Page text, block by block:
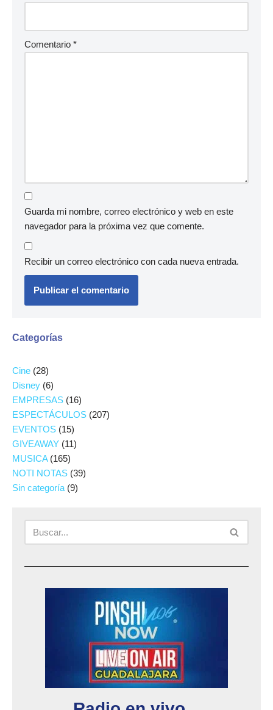
Comentario *
Guarda mi nombre, correo electrónico y web en este
navegador para la próxima vez que comente.
Recibir un correo electrónico con cada nueva entrada.
Categorías
Cine (28)
Disney (6)
EMPRESAS (16)
ESPECTÁCULOS (207)
EVENTOS (15)
GIVEAWAY (11)
MUSICA(165)
NOTI NOTAS (39)
Sin categoría (9)